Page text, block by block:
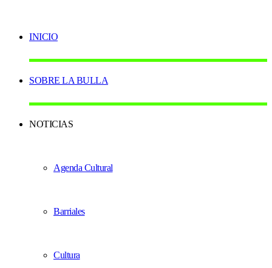
INICIO
SOBRE LA BULLA
NOTICIAS
Agenda Cultural
Barriales
Cultura